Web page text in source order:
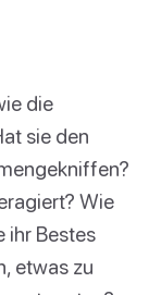
die
sie den
Wie
ihr Bestes
etwas zu